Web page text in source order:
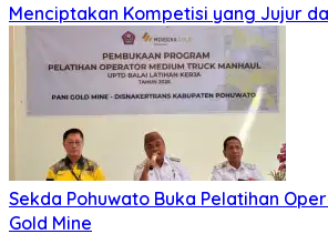
Menciptakan Kompetisi yang Jujur
Sekda Pohuwato Buka Pelatihan
Gold Mine